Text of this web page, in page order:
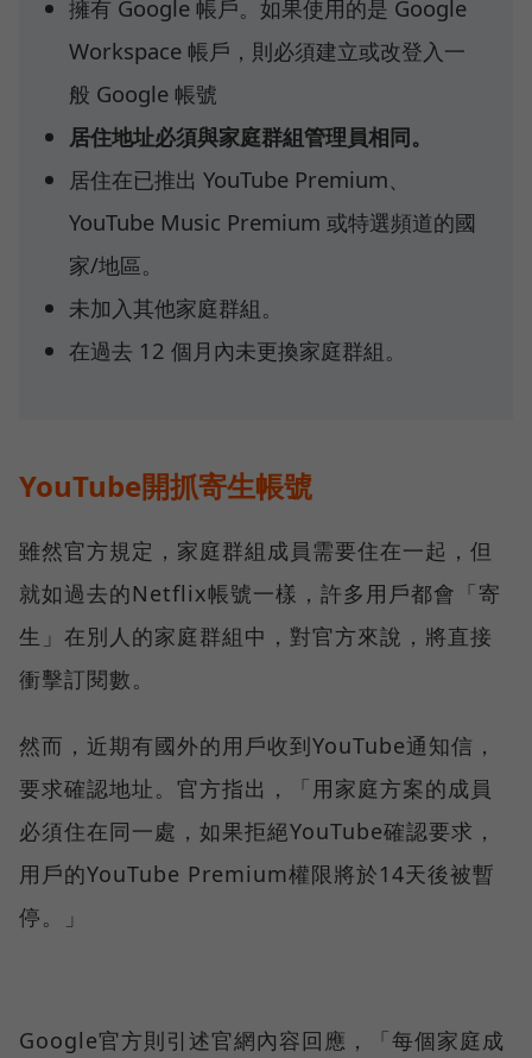
擁有 Google 帳戶。如果使用的是 Google
Workspace 帳戶，則必須建立或改登入一
般 Google 帳號
居住地址必須與家庭群組管理員相同。
居住在已推出 YouTube Premium、
YouTube Music Premium 或特選頻道的國
家/地區。
未加入其他家庭群組。
在過去 12 個月內未更換家庭群組。
YouTube開抓寄生帳號
雖然官方規定，家庭群組成員需要住在一起，但
就如過去的Netflix帳號一樣，許多用戶都會「寄
生」在別人的家庭群組中，對官方來說，將直接
衝擊訂閱數。
然而，近期有國外的用戶收到YouTube通知信，
要求確認地址。官方指出，「用家庭方案的成員
必須住在同一處，如果拒絕YouTube確認要求，
用戶的YouTube Premium權限將於14天後被暫
停。」
Google官方則引述官網內容回應，「每個家庭成